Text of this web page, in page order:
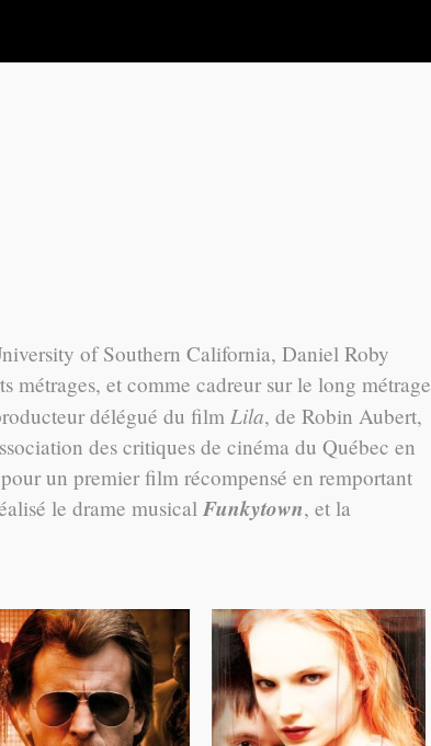
of Southern California, Daniel Roby
métrages, et comme cadreur sur le long métrage
délégué du film Lila, de Robin Aubert,
des critiques de cinéma du Québec en
un premier film récompensé en remportant
le drame musical Funkytown, et la
Funkytown La peau blanche